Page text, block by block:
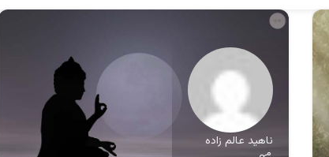
ناهید عالم زاده